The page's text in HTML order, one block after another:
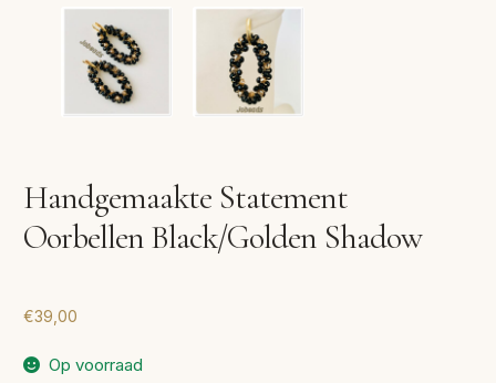
Handgemaakte Statement
Oorbellen Black/Golden Shadow
€39,00
Op voorraad